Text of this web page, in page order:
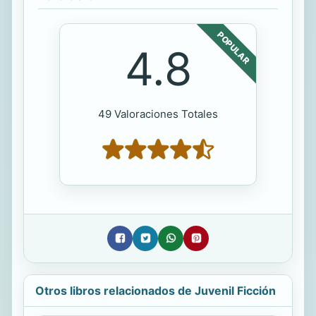
POPULAR
4.8
49 Valoraciones Totales
Otros libros relacionados de Juvenil Ficción